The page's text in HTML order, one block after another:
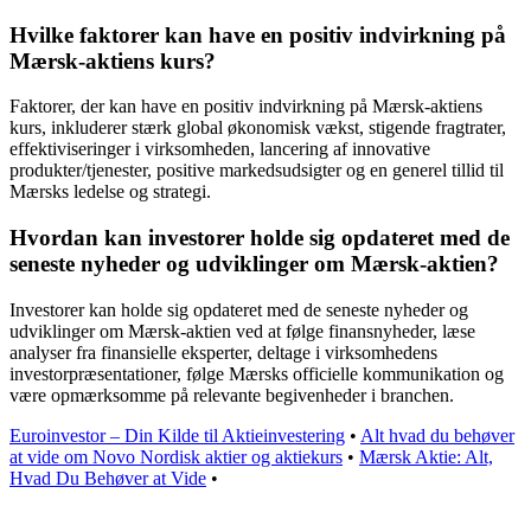
Hvilke faktorer kan have en positiv indvirkning på
Mærsk-aktiens kurs?
Faktorer, der kan have en positiv indvirkning på Mærsk-aktiens
kurs, inkluderer stærk global økonomisk vækst, stigende fragtrater,
effektiviseringer i virksomheden, lancering af innovative
produkter/tjenester, positive markedsudsigter og en generel tillid til
Mærsks ledelse og strategi.
Hvordan kan investorer holde sig opdateret med de
seneste nyheder og udviklinger om Mærsk-aktien?
Investorer kan holde sig opdateret med de seneste nyheder og
udviklinger om Mærsk-aktien ved at følge finansnyheder, læse
analyser fra finansielle eksperter, deltage i virksomhedens
investorpræsentationer, følge Mærsks officielle kommunikation og
være opmærksomme på relevante begivenheder i branchen.
Euroinvestor – Din Kilde til Aktieinvestering • Alt hvad du behøver
at vide om Novo Nordisk aktier og aktiekurs • Mærsk Aktie: Alt,
Hvad Du Behøver at Vide •